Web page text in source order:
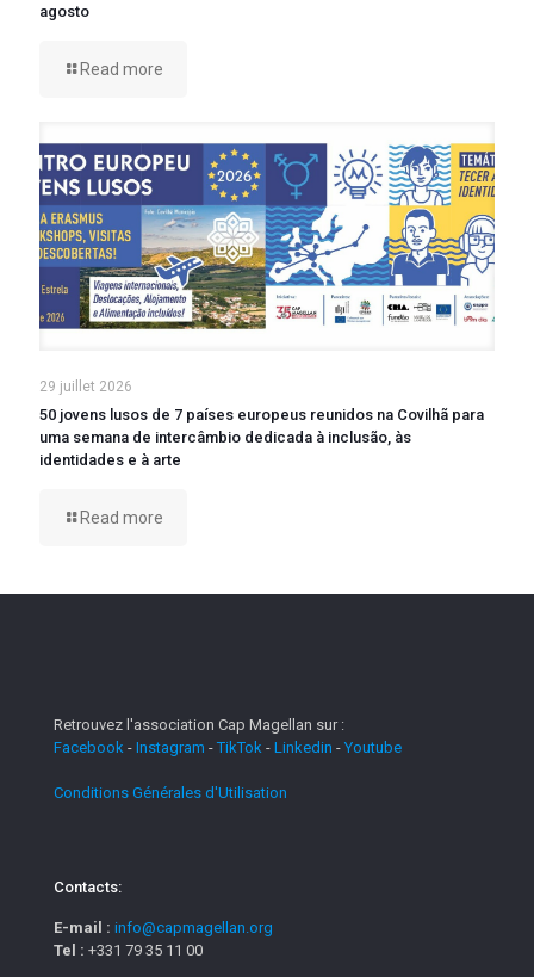
agosto
Read more
29 juillet 2026
50 jovens lusos de 7 países europeus reunidos na Covilhã para
uma semana de intercâmbio dedicada à inclusão, às
identidades e à arte
Read more
Retrouvez l'association Cap Magellan sur :
Facebook - Instagram -TikTok - Linkedin - Youtube
Conditions Générales d'Utilisation
Contacts:
E-mail : info@capmagellan.org
Tel : +331 79 35 11 00